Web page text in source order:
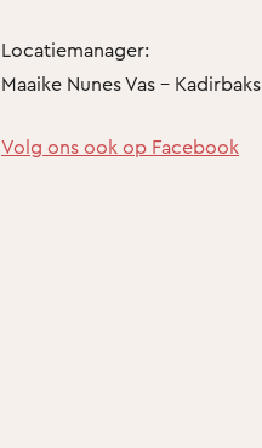
Locatiemanager:
Maaike Nunes Vas - Kadirbaks
Volg ons ook op Facebook